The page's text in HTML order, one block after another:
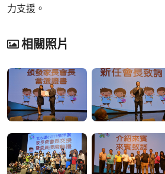
力支援。
相關照片